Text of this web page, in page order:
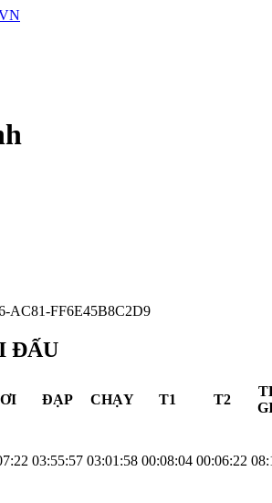
AC81-FF6E45B8C2D9
ĐẤU
ĐẠP CHẠY T1 T2
03:55:57 03:01:58 00:08:04 00:06:22